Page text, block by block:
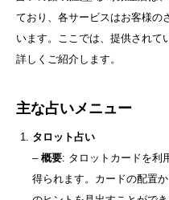
ており、各サービスはお客様の
います。ここでは、提供されて
詳しくご紹介します。
主な占いメニュー
タロット占い
– 概要: タロットカードを利
得られます。カードの配置